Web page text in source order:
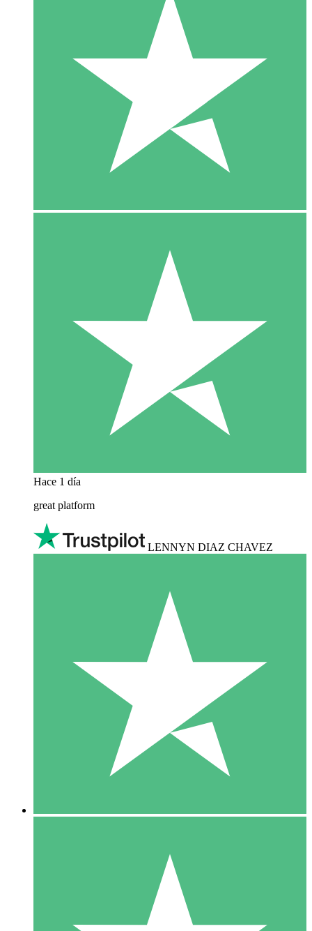
Hace 1 día
great platform
LENNYN DIAZ CHAVEZ